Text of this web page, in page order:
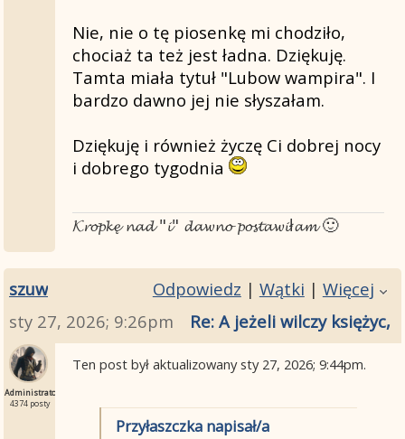
Przy okzazji przypomniała mi sie taka
Nie, nie o tę piosenkę mi chodziło,
chociaż ta też jest ładna. Dziękuję.
Tamta miała tytuł "Lubow wampira". I
bardzo dawno jej nie słyszałam.
Dziękuję i również życzę Ci dobrej nocy
i dobrego tygodnia
𝓚𝓻𝓸𝓹𝓴𝓮̨ 𝓷𝓪𝓭 "𝓲" 𝓭𝓪𝔀𝓷𝓸 𝓹𝓸𝓼𝓽𝓪𝔀𝓲ł𝓪𝓶 🙂
szuw Odpowiedz | Wątki | Więcej
sty 27, 2026; 9:26pm
Re: A jeżeli wilczy
Administrator
4374 posty
Ten post był aktualizowanysty 27, 2026; 9:44pm.
Przyłaszczka napisał/a